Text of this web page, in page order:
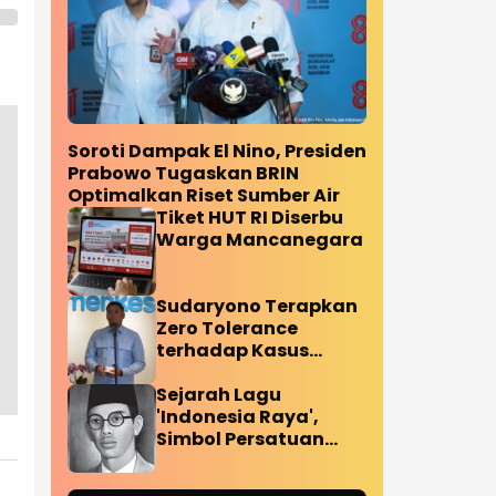
Soroti Dampak El Nino, Presiden
Prabowo Tugaskan BRIN
Optimalkan Riset Sumber Air
Tiket HUT RI Diserbu
Warga Mancanegara
Sudaryono Terapkan
Zero Tolerance
terhadap Kasus
MBG
Sejarah Lagu
'Indonesia Raya',
Simbol Persatuan